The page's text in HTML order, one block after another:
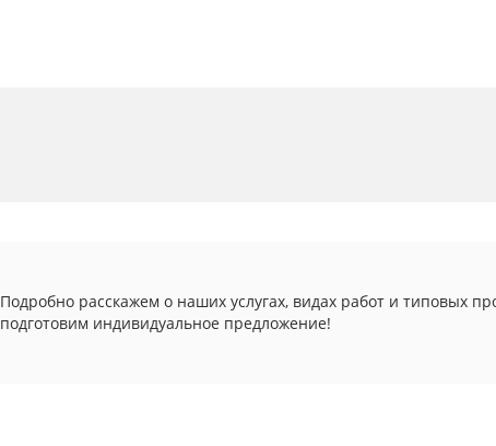
Подробно расскажем о наших услугах, видах работ и типовых
подготовим индивидуальное предложение!